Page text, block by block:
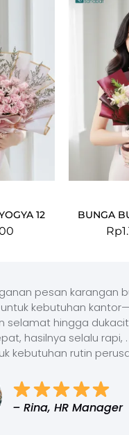
12 BUNGA
Rp
pesan karangan
kebutuhan
selamat hingga
hasilnya selalu rapi,
kebutuhan rutin
– Rina, HR Manager